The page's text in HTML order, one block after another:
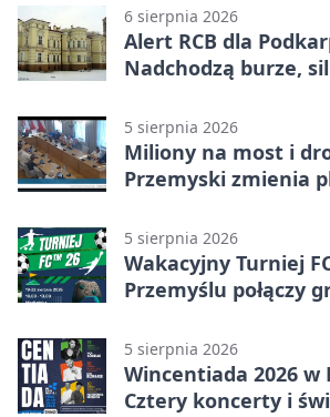
6 sierpnia 2026
Alert RCB dla
Nadchodzą burze,
5 sierpnia 2026
Miliony na most i
Przemyski zmienia
5 sierpnia 2026
Wakacyjny Turniej
Przemyślu połączy
5 sierpnia 2026
Wincentiada 2026 w
Cztery koncerty i